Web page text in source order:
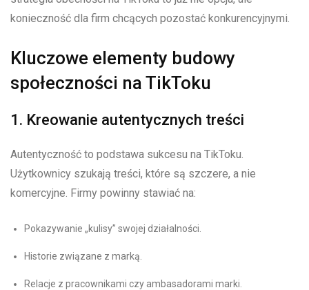
konieczność dla firm chcących pozostać konkurencyjnymi.
Kluczowe elementy budowy
społeczności na TikToku
1. Kreowanie autentycznych treści
Autentyczność to podstawa sukcesu na TikToku.
Użytkownicy szukają treści, które są szczere, a nie
komercyjne. Firmy powinny stawiać na:
Pokazywanie „kulisy” swojej działalności.
Historie związane z marką.
Relacje z pracownikami czy ambasadorami marki.